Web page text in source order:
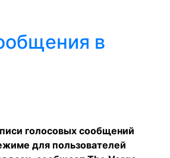
в
голосовых сообщений
для пользователей